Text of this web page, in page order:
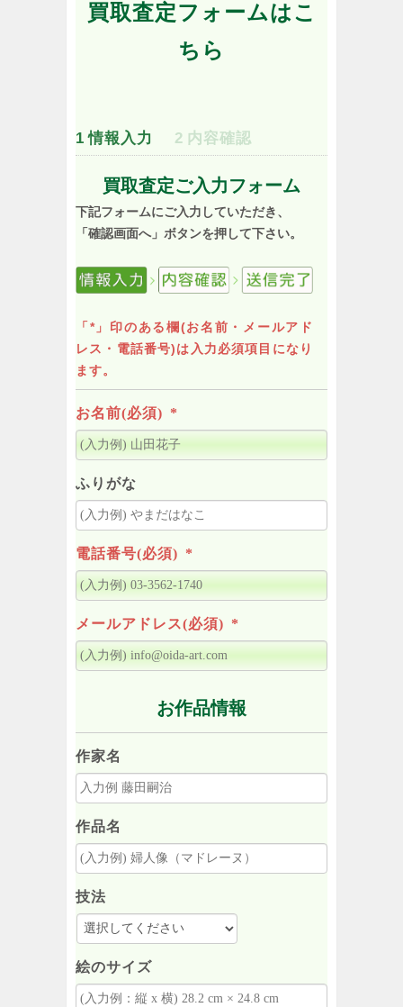
買取査定フォームはこ
ちら
1 情報入力 2 内容確認
買取査定ご入力フォーム
下記フォームにご入力していただき、
「確認画面へ」ボタンを押して下さい。
「*」印のある欄(お名前・メールアド
レス・電話番号)は入力必須項目になり
ます。
お名前(必須) *
ふりがな
電話番号(必須) *
メールアドレス(必須) *
お作品情報
作家名
作品名
技法
絵のサイズ